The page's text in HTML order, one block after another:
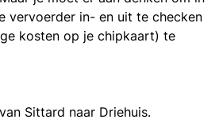
vervoerder in- en uit te checken
kosten op je chipkaart) te
Sittard naar Driehuis.